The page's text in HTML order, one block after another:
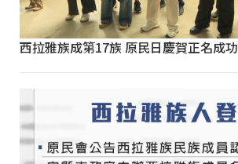
西拉雅族成第17族 原民日慶賀正名成功